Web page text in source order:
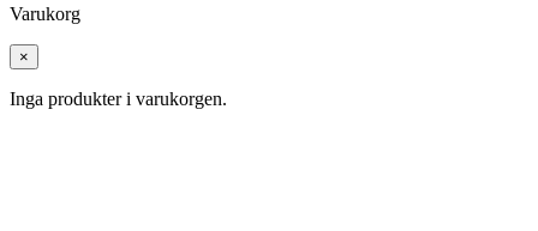
Varukorg
×
Inga produkter i varukorgen.